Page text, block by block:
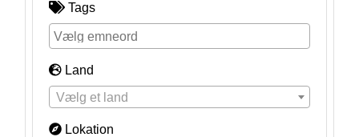
Tags
Land
Vælg et land
Lokation